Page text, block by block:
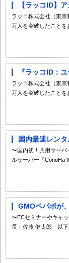
【ラッコID】
ラッコ株式会社（東
万人を突破したことを
『ラッコID：
ラッコ株式会社（東
万人を突破したことを
国内最速レン
〜国内初！共用サー
ルサーバー「ConoHa
GMOペパボが
〜ECセミナーやキャ
長：佐藤 健太郎 以下